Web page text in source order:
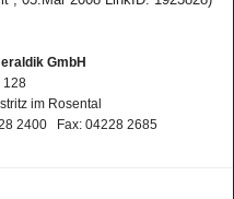
GmbH
128
im Rosental
2400 Fax: 04228 2685